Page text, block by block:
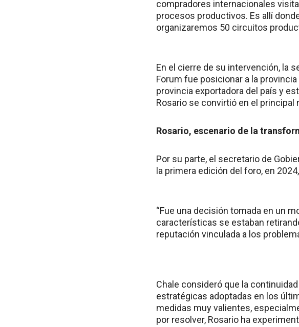
compradores internacionales
procesos productivos. Es allí
organizaremos 50 circuitos
En el cierre de su intervención, la
Forum fue posicionar a la
provincia exportadora del país y
Rosario se convirtió en el principal
Rosario, escenario de la
Por su parte, el secretario de
la primera edición del foro, en
“Fue una decisión tomada en un
características se estaban
reputación vinculada a los
Chale consideró que la
estratégicas adoptadas en los
medidas muy valientes,
por resolver, Rosario ha